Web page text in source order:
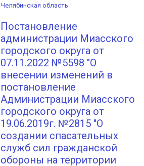
Челябинская область
Постановление
администрации Миасского
городского округа от
07.11.2022 №5598 "О
внесении изменений в
постановление
Администрации Миасского
городского округа от
19.06.2019г. №2815 "О
создании спасательных
служб сил гражданской
обороны на территории